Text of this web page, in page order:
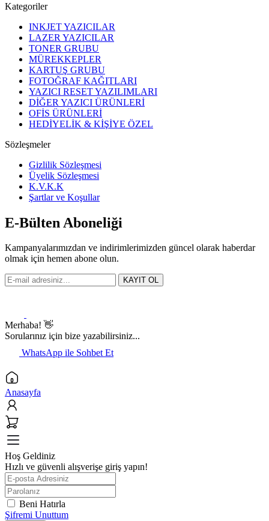
Kategoriler
INKJET YAZICILAR
LAZER YAZICILAR
TONER GRUBU
MÜREKKEPLER
KARTUŞ GRUBU
FOTOĞRAF KAĞITLARI
YAZICI RESET YAZILIMLARI
DİĞER YAZICI ÜRÜNLERİ
OFİS ÜRÜNLERİ
HEDİYELİK & KİŞİYE ÖZEL
Sözleşmeler
Gizlilik Sözleşmesi
Üyelik Sözleşmesi
K.V.K.K
Şartlar ve Koşullar
E-Bülten Aboneliği
Kampanyalarımızdan ve indirimlerimizden güncel olarak haberdar
olmak için hemen abone olun.
KAYIT OL
Merhaba! 👋
Sorularınız için bize yazabilirsiniz...
WhatsApp ile Sohbet Et
Anasayfa
Hoş Geldiniz
Hızlı ve güvenli alışverişe giriş yapın!
Beni Hatırla
Şifremi Unuttum